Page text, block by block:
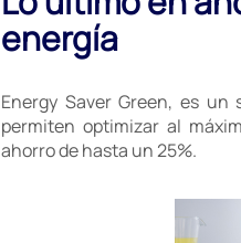
energía
Energy Saver Green, es
permiten optimizar al
ahorro de hasta un 25%.